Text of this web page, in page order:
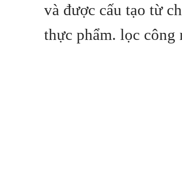
và được cấu tạo từ
thực phẩm. lọc